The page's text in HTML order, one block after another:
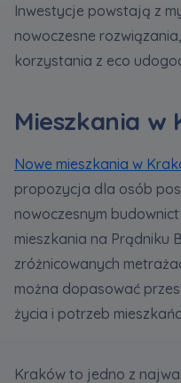
Inwestycje powstają z
nowoczesne
korzystania z eco
Mieszkania w
Nowe mieszkania w
propozycja dla osób
nowoczesnym
mieszkania na Prądniku
zróżnicowanych
można dopasować
życia i potrzeb
Kraków to jedno z